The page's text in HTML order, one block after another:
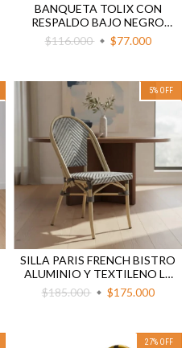
BANQUETA TOLIX CON
RESPALDO BAJO NEGRO
ASIENTO MADERA
$116.000 $77.000
5% OFF
SILLA PARIS FRENCH BISTRO
ALUMINIO Y TEXTILENO LE
MANS
$185.000 $175.000
27% OFF